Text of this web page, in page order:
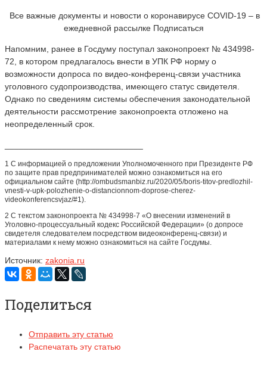
Все важные документы и новости о коронавирусе COVID-19 – в
ежедневной рассылке Подписаться
Напомним, ранее в Госдуму поступал законопроект № 434998-
72, в котором предлагалось внести в УПК РФ норму о
возможности допроса по видео-конференц-связи участника
уголовного судопроизводства, имеющего статус свидетеля.
Однако по сведениям системы обеспечения законодательной
деятельности рассмотрение законопроекта отложено на
неопределенный срок.
1 С информацией о предложении Уполномоченного при Президенте РФ
по защите прав предпринимателей можно ознакомиться на его
официальном сайте (http://ombudsmanbiz.ru/2020/05/boris-titov-predlozhil-
vnesti-v-upk-polozhenie-o-distancionnom-doprose-cherez-
videokonferencsvjaz/#1).
2 С текстом законопроекта № 434998-7 «О внесении изменений в
Уголовно-процессуальный кодекс Российской Федерации» (о допросе
свидетеля следователем посредством видеоконференц-связи) и
материалами к нему можно ознакомиться на сайте Госдумы.
Источник: zakonia.ru
Поделиться
Отправить эту статью
Распечатать эту статью